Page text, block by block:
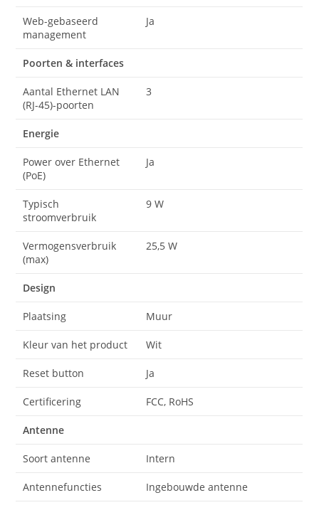
Web-gebaseerd
management
Ja
Poorten & interfaces
Aantal Ethernet LAN
(RJ-45)-poorten
3
Energie
Power over Ethernet
(PoE)
Ja
Typisch
stroomverbruik
9 W
Vermogensverbruik
(max)
25,5 W
Design
Plaatsing Muur
Kleur van het product Wit
Reset button Ja
Certificering FCC, RoHS
Antenne
Soort antenne Intern
Antennefuncties Ingebouwde antenne